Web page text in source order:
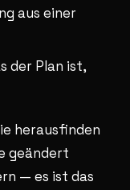
aus einer
der Plan ist,
herausfinden
geändert
— es ist das